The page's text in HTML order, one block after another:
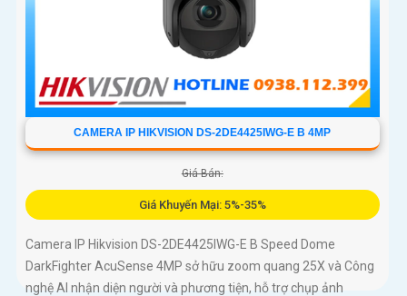
CAMERA IP HIKVISION DS-2DE4425IWG-E B 4MP
Giá Bán:
Giá Khuyến Mại: 5%-35%
Camera IP Hikvision DS-2DE4425IWG-E B Speed Dome
DarkFighter AcuSense 4MP sở hữu zoom quang 25X và Công
nghệ AI nhận diện người và phương tiện, hỗ trợ chụp ảnh